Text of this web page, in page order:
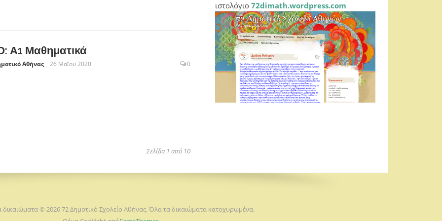
Α1 Μαθηματικά
Αθήνας 26 Μαΐου 2020 0
Σελίδα 1 από 10
ιστολόγιο 72dimath.wordpress.com
δικαιώματα © 2026 72 Δημοτικό Σχολείο Αθήνας. Όλα τα δικαιώματα κατοχυρωμένα.